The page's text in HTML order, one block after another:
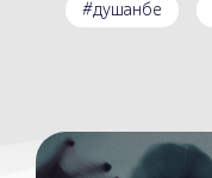
#душанбе